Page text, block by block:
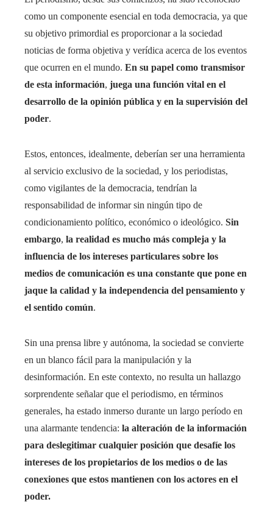
como un componente esencial en toda democracia, ya que
su objetivo primordial es proporcionar a la sociedad
noticias de forma objetiva y verídica acerca de los eventos
que ocurren en el mundo. En su papel como transmisor
de esta información, juega una función vital en el
desarrollo de la opinión pública y en la supervisión del
poder.
Estos, entonces, idealmente, deberían ser una herramienta
al servicio exclusivo de la sociedad, y los periodistas,
como vigilantes de la democracia, tendrían la
responsabilidad de informar sin ningún tipo de
condicionamiento político, económico o ideológico. Sin
embargo, la realidad es mucho más compleja y la
influencia de los intereses particulares sobre los
medios de comunicación es una constante que pone en
jaque la calidad y la independencia del pensamiento y
el sentido común.
Sin una prensa libre y autónoma, la sociedad se convierte
en un blanco fácil para la manipulación y la
desinformación. En este contexto, no resulta un hallazgo
sorprendente señalar que el periodismo, en términos
generales, ha estado inmerso durante un largo período en
una alarmante tendencia: la alteración de la información
para deslegitimar cualquier posición que desafíe los
intereses de los propietarios de los medios o de las
conexiones que estos mantienen con los actores en el
poder.